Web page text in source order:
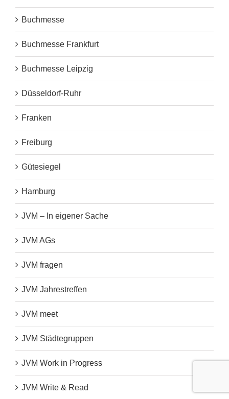
Buchmesse
Buchmesse Frankfurt
Buchmesse Leipzig
Düsseldorf-Ruhr
Franken
Freiburg
Gütesiegel
Hamburg
JVM – In eigener Sache
JVM AGs
JVM fragen
JVM Jahrestreffen
JVM meet
JVM Städtegruppen
JVM Work in Progress
JVM Write & Read